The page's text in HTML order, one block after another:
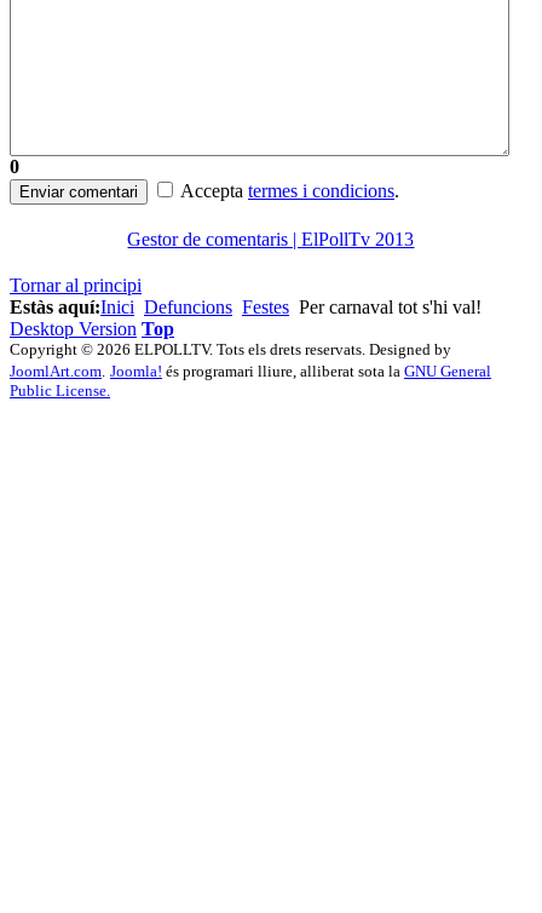
0
Enviar comentari Accepta termes i condicions.
Gestor de comentaris | ElPollTv 2013
Tornar al principi
Estàs aquí:Inici Defuncions Festes Per carnaval tot s'hi val!
Desktop Version Top
Copyright © 2026 ELPOLLTV. Tots els drets reservats. Designed by
JoomlArt.com. Joomla! és programari lliure, alliberat sota la GNU General
Public License.